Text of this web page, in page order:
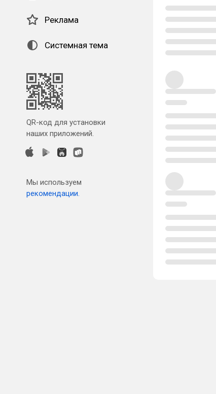
Реклама
Системная тема
QR-код для установки
наших приложений.
Мы используем
рекомендации.